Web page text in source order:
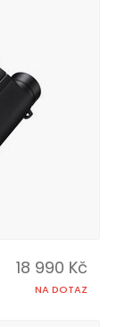
18 990 Kč
NA DOTAZ